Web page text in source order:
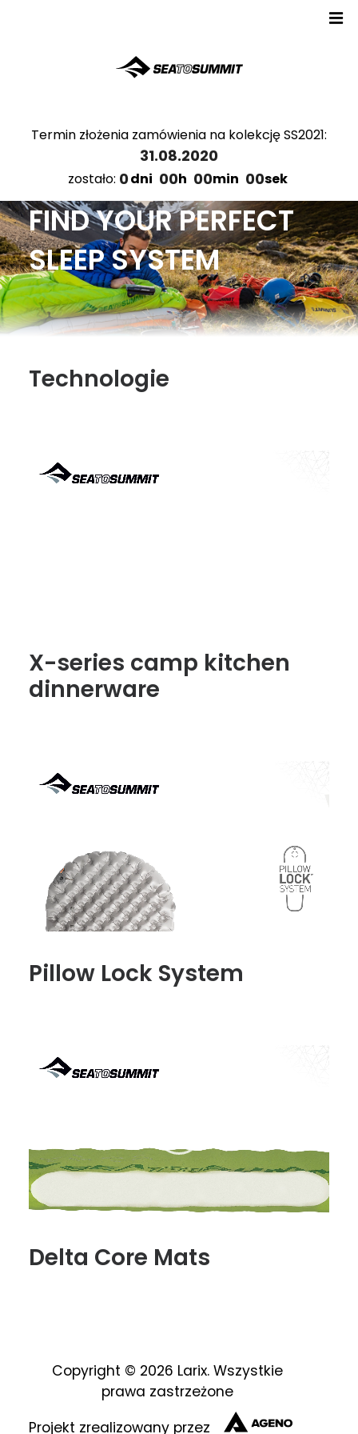
Termin złożenia zamówienia na kolekcję SS2021:
31.08.2020
zostało: 0dni 00h 00min 00sek
FIND YOUR PERFECT
SLEEP SYSTEM
Technologie
X-series camp kitchen
dinnerware
Pillow Lock System
Delta Core Mats
Copyright © 2026 Larix. Wszystkie
prawa zastrzeżone
Projekt zrealizowany przez